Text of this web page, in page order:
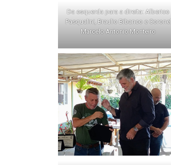
Da esquerda para a direita: Alberico
Pasqualini, Braulio Bibanco e Coronel
Marcelo Antonio Monteiro